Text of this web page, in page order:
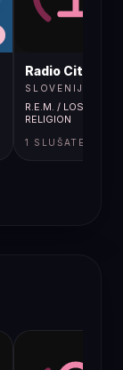
Radio City
SLOVENIJA
R.E.M. / LOSING MY
RELIGION
1 SLUŠATELJA